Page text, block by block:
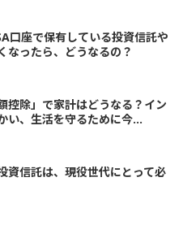
口座で保有している投資信託や
なったら、どうなるの？
控除」で家計はどうなる？イン
い、生活を守るために今...
資信託は、現役世代にとって必